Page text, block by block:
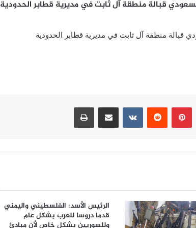
قبالة منطقة آل ثابت في مديرية قطابر الحدودية
قبالة منطقة آل ثابت في مديرية قطابر الحدودية
بينتيريست مشاركة عبر البريد طباعة
الرئيس الأسد: الفلسطيني واليمني
قدما دروسا للعرب بشكل عام
وللسوريين بشكل خاص لأن مبادئ